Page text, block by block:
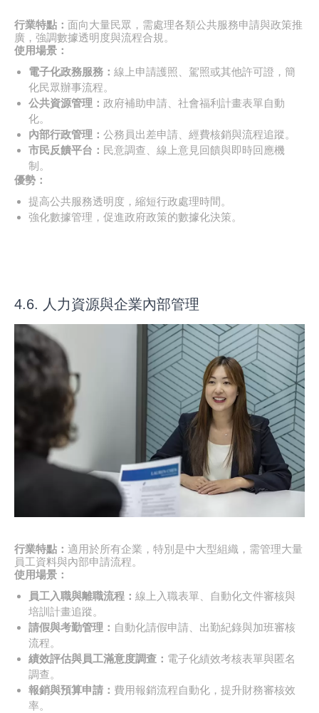
行業特點：面向大量民眾，需處理各類公共服務申請與政策推
廣，強調數據透明度與流程合規。
使用場景：
電子化政務服務：線上申請護照、駕照或其他許可證，簡
化民眾辦事流程。
公共資源管理：政府補助申請、社會福利計畫表單自動
化。
內部行政管理：公務員出差申請、經費核銷與流程追蹤。
市民反饋平台： 民意調查、線上意見回饋與即時回應機
制。
優勢：
提高公共服務透明度，縮短行政處理時間。
強化數據管理，促進政府政策的數據化決策。
4.6. 人力資源與企業內部管理
行業特點：適用於所有企業，特別是中大型組織，需管理大量
員工資料與內部申請流程。
使用場景：
員工入職與離職流程：線上入職表單、自動化文件審核與
培訓計畫追蹤。
請假與考勤管理： 自動化請假申請、出勤紀錄與加班審核
流程。
績效評估與員工滿意度調查： 電子化績效考核表單與匿名
調查。
報銷與預算申請： 費用報銷流程自動化，提升財務審核效
率。